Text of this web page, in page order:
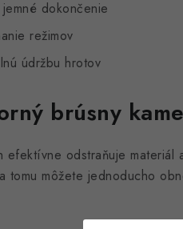
dokončenie
režimov
údržbu hrotov
brúsny
efektívne odstraňuje materiál
tomu môžete jednoducho